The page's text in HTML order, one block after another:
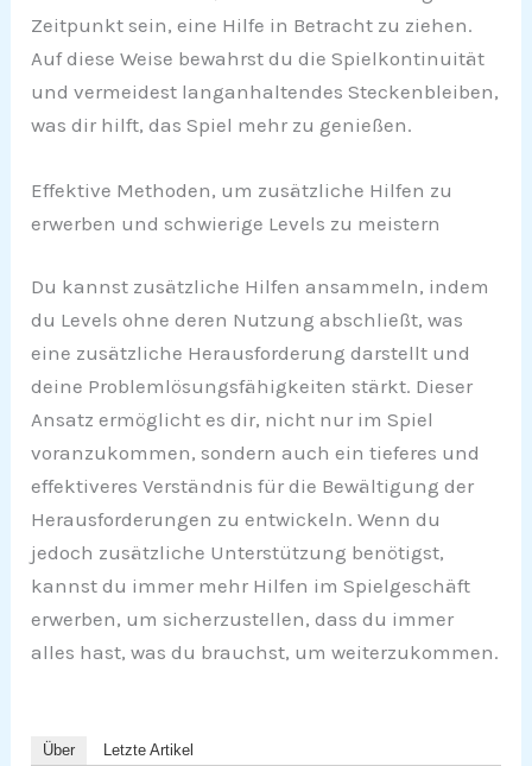
Zeitpunkt sein, eine Hilfe in Betracht zu ziehen.
Auf diese Weise bewahrst du die Spielkontinuität
und vermeidest langanhaltendes Steckenbleiben,
was dir hilft, das Spiel mehr zu genießen.
Effektive Methoden, um zusätzliche Hilfen zu
erwerben und schwierige Levels zu meistern
Du kannst zusätzliche Hilfen ansammeln, indem
du Levels ohne deren Nutzung abschließt, was
eine zusätzliche Herausforderung darstellt und
deine Problemlösungsfähigkeiten stärkt. Dieser
Ansatz ermöglicht es dir, nicht nur im Spiel
voranzukommen, sondern auch ein tieferes und
effektiveres Verständnis für die Bewältigung der
Herausforderungen zu entwickeln. Wenn du
jedoch zusätzliche Unterstützung benötigst,
kannst du immer mehr Hilfen im Spielgeschäft
erwerben, um sicherzustellen, dass du immer
alles hast, was du brauchst, um weiterzukommen.
Über Letzte Artikel